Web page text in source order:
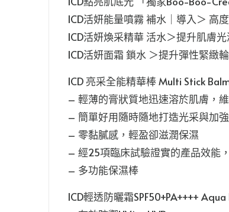
ICD活妍能量噴霧 補水｜導入＞ 高
ICD活妍煥采精華 活水＞提升肌膚
ICD活妍面霜 鎖水 ＞提升彈性緊緻
ICD 亮采全能精華棒 Multi Stick
– 輕薄的膏狀質地迅速溶於肌膚，
– 簡單好用隨時隨地打造光采與加
– 零黏膩感，輕盈卻滋潤保濕
– 經25項臨床試驗證實的產品效能
– 多功能保濕棒
ICD輕透防曬霜SPF50+PA++++